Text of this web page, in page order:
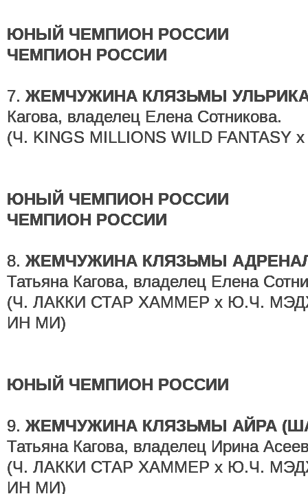
ЮНЫЙ ЧЕМПИОН РОССИИ
ЧЕМПИОН РОССИИ
7. ЖЕМЧУЖИНА КЛЯЗЬМЫ
Кагова, владелец Елена Сотникова.
(Ч. KINGS MILLIONS WILD FANTASY
ЮНЫЙ ЧЕМПИОН РОССИИ
ЧЕМПИОН РОССИИ
8. ЖЕМЧУЖИНА КЛЯЗЬМЫ
Татьяна Кагова, владелец Елена
(Ч. ЛАККИ СТАР ХАММЕР х Ю.Ч.
ИН МИ)
ЮНЫЙ ЧЕМПИОН РОССИИ
9. ЖЕМЧУЖИНА КЛЯЗЬМЫ АЙРА
Татьяна Кагова, владелец Ирина
(Ч. ЛАККИ СТАР ХАММЕР х Ю.Ч.
ИН МИ)